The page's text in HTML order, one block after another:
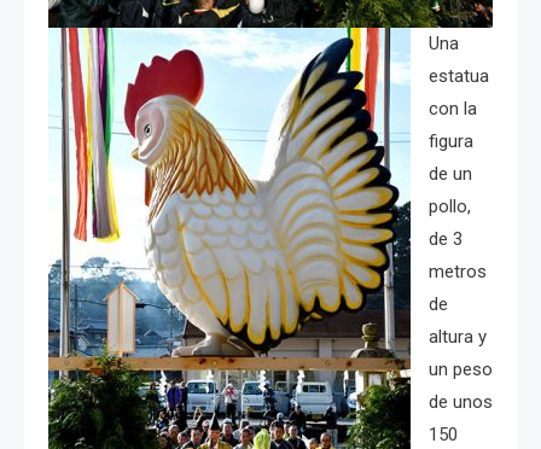
Una
estatua
con la
figura
de un
pollo,
de 3
metros
de
altura y
un peso
de unos
150